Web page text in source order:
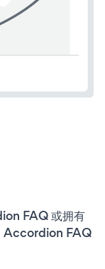
FAQ 或拥有
Accordion FAQ